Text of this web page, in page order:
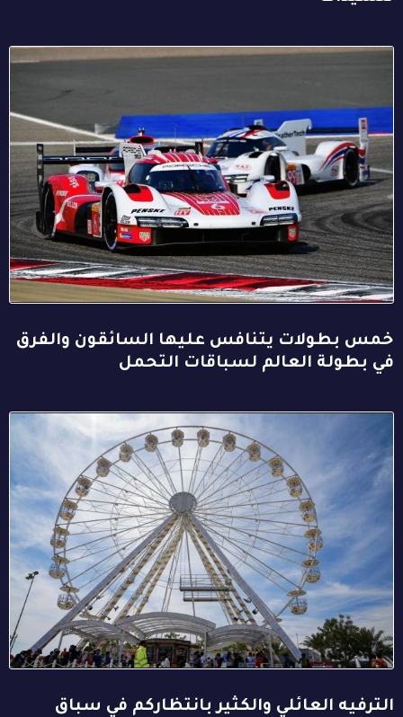
خمس بطولات يتنافس عليها السائقون والفرق
في بطولة العالم لسباقات التحمل
الترفيه العائلي والكثير بانتظاركم في سباق